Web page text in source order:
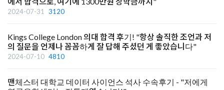
2024-07-31 3120
Kings College London 의대 합격 후기! "항상 솔직한 조언과 저
의 질문을 언제나 꼼꼼하게 잘 답해 주셨던 게 좋았습니다"
2024-07-10 4810
맨체스터 대학교 데이터 사이언스 석사 수속후기 - "저에게